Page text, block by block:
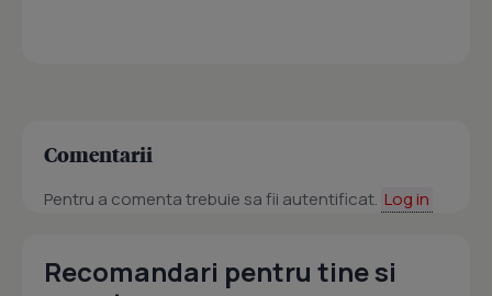
Comentarii
Pentru a comenta trebuie sa fii autentificat. Log in
Recomandari pentru tine si